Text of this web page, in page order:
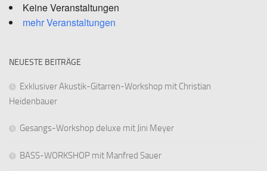
Keine Veranstaltungen
mehr Veranstaltungen
NEUESTE BEITRÄGE
Exklusiver Akustik-Gitarren-Workshop mit Christian
Heidenbauer
Gesangs-Workshop deluxe mit Jini Meyer
BASS-WORKSHOP mit Manfred Sauer